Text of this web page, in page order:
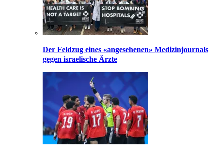
Der Feldzug eines «angesehenen» Medizinjournals
gegen israelische Ärzte